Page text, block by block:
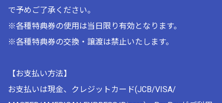
で予めご了承ください。
※各種特典券の使用は当日限り有効となります。
※各種特典券の交換・譲渡は禁止いたします。
【お支払い方法】
お支払いは現金、クレジットカード(JCB/VISA/